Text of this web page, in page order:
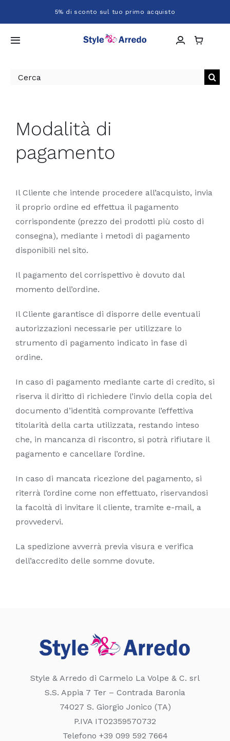
contenuto
5% di sconto sul tuo primo acquisto
Toggle
Shop
Progetti
Cerca
Modalità di
pagamento
Il Cliente che intende procedere all’acquisto, invia
il proprio ordine ed effettua il pagamento
corrispondente (prezzo dei prodotti più costo di
consegna), mediante i metodi di pagamento
disponibili nel sito.
Il pagamento del corrispettivo è dovuto dal
momento dell’ordine.
Il Cliente garantisce di disporre delle eventuali
autorizzazioni necessarie per utilizzare lo
strumento di pagamento indicato in fase di
ordine.
In caso di pagamento mediante carte di credito, si
riserva il diritto di richiedere l’invio della copia del
documento d’identità comprovante l’effettiva
titolarità della carta utilizzata, restando inteso
che, in mancanza di riscontro, si potrà rifiutare il
pagamento e cancellare l’ordine.
In caso di mancata ricezione del pagamento, si
riterrà l’ordine come non effettuato, riservandosi
la facoltà di invitare il cliente, tramite e-mail, a
provvedervi.
La spedizione avverrà previa visura e verifica
dell’accredito delle somme dovute.
Style & Arredo di Carmelo La Volpe & C. srl
S.S. Appia 7 Ter – Contrada Baronia
74027 S. Giorgio Jonico (TA)
P.IVA IT02359570732
Telefono +39 099 592 7664